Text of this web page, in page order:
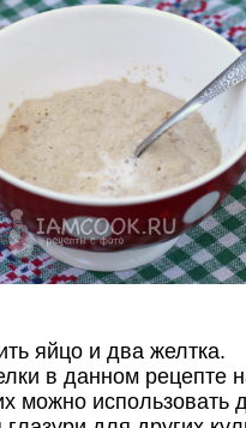
яйцо и два желтка.
в данном рецепте
можно использовать